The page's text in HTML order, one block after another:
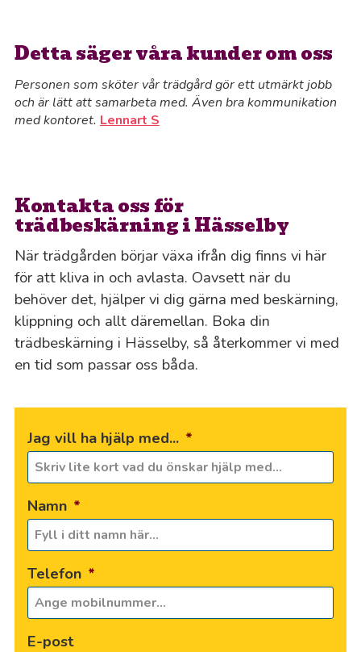
Detta säger våra kunder om oss
Personen som sköter vår trädgård gör ett utmärkt jobb
och är lätt att samarbeta med. Även bra kommunikation
med kontoret. Lennart S
Kontakta oss för
trädbeskärning i Hässelby
När trädgården börjar växa ifrån dig finns vi här
för att kliva in och avlasta. Oavsett när du
behöver det, hjälper vi dig gärna med beskärning,
klippning och allt däremellan. Boka din
trädbeskärning i Hässelby, så återkommer vi med
en tid som passar oss båda.
Jag vill ha hjälp med... *
Namn *
Telefon *
E-post